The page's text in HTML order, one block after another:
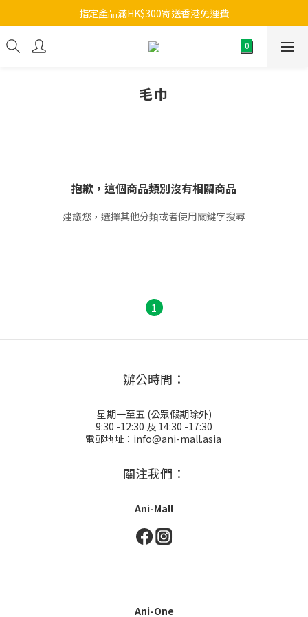
指定產品滿HK$300寄送香港免運費
毛巾
抱歉，這個商品類別沒有相關商品
建議您，選擇其他分類或者使用關鍵字搜尋
1
辦公時間：
星期一至五 (公眾假期除外)
9:30 -12:30 及 14:30 -17:30
電郵地址：info@ani-mall.asia
關注我們：
Ani-Mall
Ani-One